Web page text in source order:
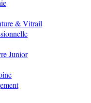
& Vitrail
Junior